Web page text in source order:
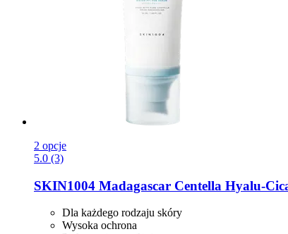
2 opcje
5.0 (3)
SKIN1004 Madagascar Centella Hyalu-​
Dla każdego rodzaju skóry
Wysoka ochrona